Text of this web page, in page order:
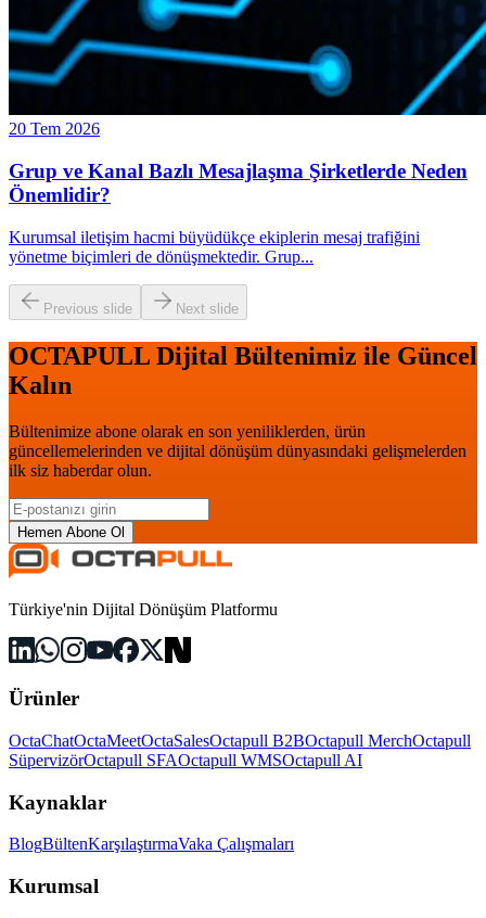
20 Tem 2026
Grup ve Kanal Bazlı Mesajlaşma Şirketlerde Neden
Önemlidir?
Kurumsal iletişim hacmi büyüdükçe ekiplerin mesaj trafiğini
yönetme biçimleri de dönüşmektedir. Grup...
Previous slide Next slide
OCTAPULL Dijital Bültenimiz ile Güncel
Kalın
Bültenimize abone olarak en son yeniliklerden, ürün
güncellemelerinden ve dijital dönüşüm dünyasındaki gelişmelerden
ilk siz haberdar olun.
Hemen Abone Ol
Türkiye'nin Dijital Dönüşüm Platformu
Ürünler
OctaChatOctaMeetOctaSalesOctapull B2BOctapull MerchOctapull
SüpervizörOctapull SFAOctapull WMSOctapull AI
Kaynaklar
BlogBültenKarşılaştırmaVaka Çalışmaları
Kurumsal